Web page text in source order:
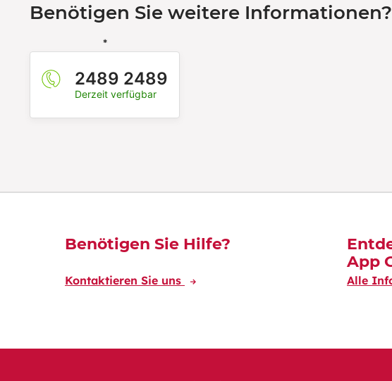
Benötigen Sie weitere
*
2489 2489
Derzeit verfügbar
Découvrez-en plus
Benötigen Sie Hilfe?
Kontaktieren Sie uns
App
Alle